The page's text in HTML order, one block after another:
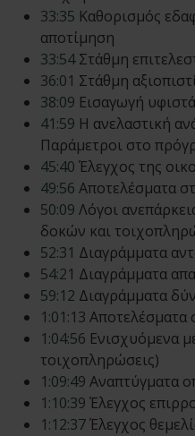
33:35 Καθορισμός
αποτίμηση
33:54Στάθμη
36:01 Στάθμη
38:09 Εισαγωγή
41:59 Η ανελαστική
Παράμετροι στο
45:40 Έλεγχος της
49:56 Αποτελέσματα
50:09 Λόγοι
δοκών και
52:31 Διαγράμματα
54:21 Διαγράμματα
59:12 Διαγράμματα
1:01:13 Αποτελέσματα
1:04:56 Ενισχυόμενα
τοιχοπληρώσεις)
1:09:49 Αναπτύγματα
1:10:39 Έλεγχος
1:12:37Έλεγχος